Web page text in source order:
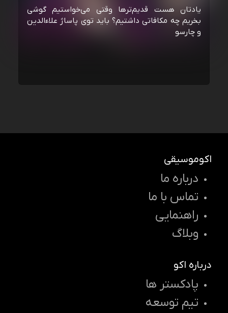
یادتان هست قدیم‌ترها وقتی می‌خواستیم گوشی
بخریم چه مکافاتی داشتیم؟ باید توی پاساژ علاءالدین
و چارسو
اکوموسیقی
درباره ما
تماس با ما
راهنمایی
وبلاگ
درباره اکو
پادکستر ها
تیم توسعه